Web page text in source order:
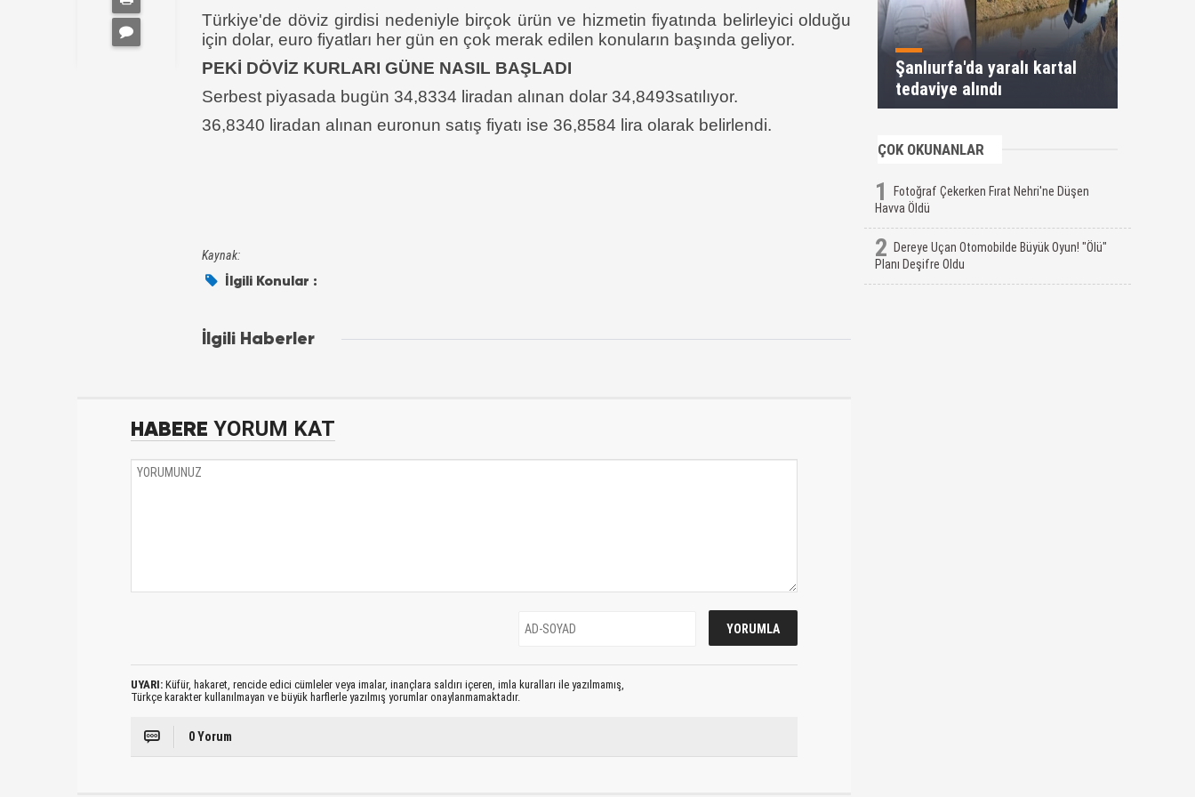
Türkiye'de döviz girdisi nedeniyle birçok ürün ve hizmetin fiyatında belirleyici olduğu
için dolar, euro fiyatları her gün en çok merak edilen konuların başında geliyor.
PEKİ DÖVİZ KURLARI GÜNE NASIL BAŞLADI
Serbest piyasada bugün 34,8334 liradan alınan dolar 34,8493satılıyor.
36,8340 liradan alınan euronun satış fiyatı ise 36,8584 lira olarak belirlendi.
Kaynak:
İlgili Konular :
İlgili Haberler
HABERE YORUM KAT
UYARI: Küfür, hakaret, rencide edici cümleler veya imalar, inançlara saldırı içeren, imla kuralları ile yazılmamış,
Türkçe karakter kullanılmayan ve büyük harflerle yazılmış yorumlar onaylanmamaktadır.
0 Yorum
Şanlıurfa'da yaralı kartal
tedaviye alındı
ÇOK OKUNANLAR
1
Fotoğraf Çekerken Fırat Nehri'ne Düşen
Havva Öldü
2
Dereye Uçan Otomobilde Büyük Oyun! "Ölü"
Planı Deşifre Oldu